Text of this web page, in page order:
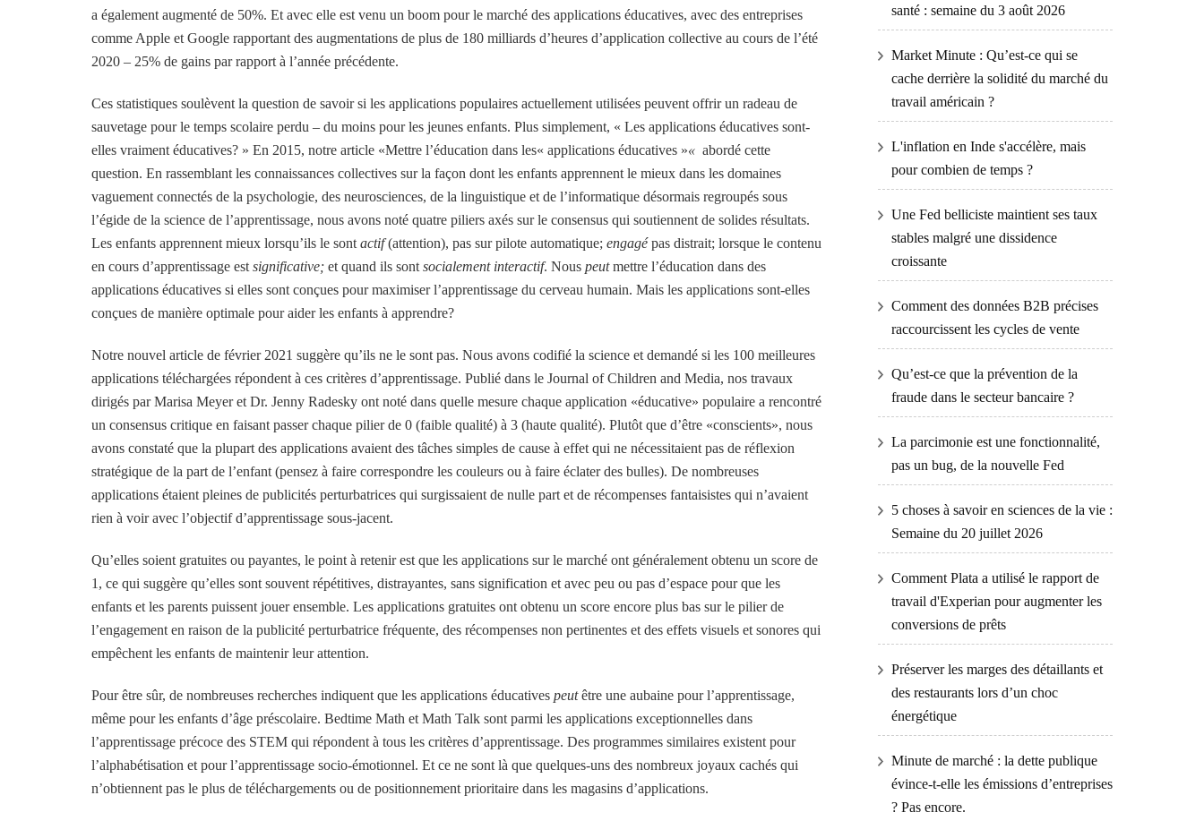
a également augmenté de 50%. Et avec elle est venu un boom pour le marché des applications éducatives, avec des entreprises
comme Apple et Google rapportant des augmentations de plus de 180 milliards d’heures d’application collective au cours de l’été
2020 – 25% de gains par rapport à l’année précédente.
Ces statistiques soulèvent la question de savoir si les applications populaires actuellement utilisées peuvent offrir un radeau de
sauvetage pour le temps scolaire perdu – du moins pour les jeunes enfants. Plus simplement, « Les applications éducatives sont-
elles vraiment éducatives? » En 2015, notre article «Mettre l’éducation dans les« applications éducatives »« abordé cette
question. En rassemblant les connaissances collectives sur la façon dont les enfants apprennent le mieux dans les domaines
vaguement connectés de la psychologie, des neurosciences, de la linguistique et de l’informatique désormais regroupés sous
l’égide de la science de l’apprentissage, nous avons noté quatre piliers axés sur le consensus qui soutiennent de solides résultats.
Les enfants apprennent mieux lorsqu’ils le sont actif(attention), pas sur pilote automatique; engagépas distrait; lorsque le contenu
en cours d’apprentissage est significative; et quand ils sont socialement interactif. Nous peutmettre l’éducation dans des
applications éducatives si elles sont conçues pour maximiser l’apprentissage du cerveau humain. Mais les applications sont-elles
conçues de manière optimale pour aider les enfants à apprendre?
Notre nouvel article de février 2021 suggère qu’ils ne le sont pas. Nous avons codifié la science et demandé si les 100 meilleures
applications téléchargées répondent à ces critères d’apprentissage. Publié dans le Journal of Children and Media, nos travaux
dirigés par Marisa Meyer et Dr. Jenny Radesky ont noté dans quelle mesure chaque application «éducative» populaire a rencontré
un consensus critique en faisant passer chaque pilier de 0 (faible qualité) à 3 (haute qualité). Plutôt que d’être «conscients», nous
avons constaté que la plupart des applications avaient des tâches simples de cause à effet qui ne nécessitaient pas de réflexion
stratégique de la part de l’enfant (pensez à faire correspondre les couleurs ou à faire éclater des bulles). De nombreuses
applications étaient pleines de publicités perturbatrices qui surgissaient de nulle part et de récompenses fantaisistes qui n’avaient
rien à voir avec l’objectif d’apprentissage sous-jacent.
Qu’elles soient gratuites ou payantes, le point à retenir est que les applications sur le marché ont généralement obtenu un score de
1, ce qui suggère qu’elles sont souvent répétitives, distrayantes, sans signification et avec peu ou pas d’espace pour que les
enfants et les parents puissent jouer ensemble. Les applications gratuites ont obtenu un score encore plus bas sur le pilier de
l’engagement en raison de la publicité perturbatrice fréquente, des récompenses non pertinentes et des effets visuels et sonores qui
empêchent les enfants de maintenir leur attention.
Pour être sûr, de nombreuses recherches indiquent que les applications éducatives peutêtre une aubaine pour l’apprentissage,
même pour les enfants d’âge préscolaire. Bedtime Math et Math Talk sont parmi les applications exceptionnelles dans
l’apprentissage précoce des STEM qui répondent à tous les critères d’apprentissage. Des programmes similaires existent pour
l’alphabétisation et pour l’apprentissage socio-émotionnel. Et ce ne sont là que quelques-uns des nombreux joyaux cachés qui
n’obtiennent pas le plus de téléchargements ou de positionnement prioritaire dans les magasins d’applications.
santé : semaine du 3 août 2026
Market Minute : Qu’est-ce qui se
cache derrière la solidité du marché du
travail américain ?
L'inflation en Inde s'accélère, mais
pour combien de temps ?
Une Fed belliciste maintient ses taux
stables malgré une dissidence
croissante
Comment des données B2B précises
raccourcissent les cycles de vente
Qu’est-ce que la prévention de la
fraude dans le secteur bancaire ?
La parcimonie est une fonctionnalité,
pas un bug, de la nouvelle Fed
5 choses à savoir en sciences de la vie :
Semaine du 20 juillet 2026
Comment Plata a utilisé le rapport de
travail d'Experian pour augmenter les
conversions de prêts
Préserver les marges des détaillants et
des restaurants lors d’un choc
énergétique
Minute de marché : la dette publique
évince-t-elle les émissions d’entreprises
? Pas encore.